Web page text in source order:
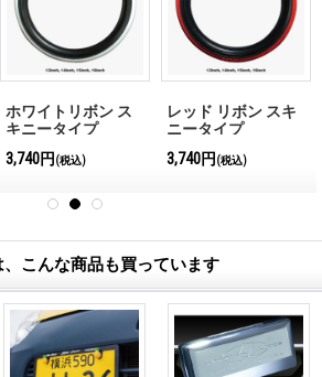
ホワイトリボン ス
キニータイプ
(WW13BW)
3,740円 (税込)
レッド リボン スキ
ニータイプ
(WW16BR)
3,740円 (税込)
こんな商品も買っています